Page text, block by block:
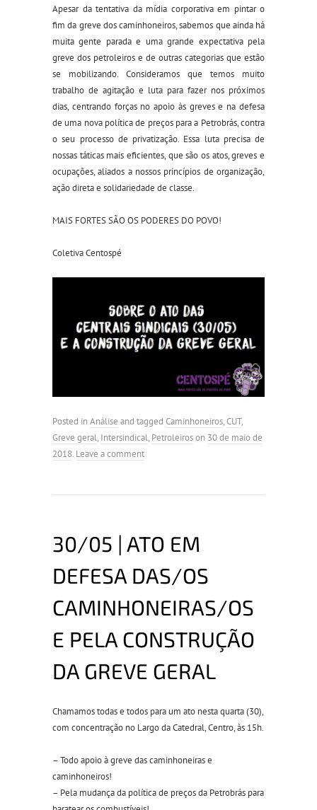
Apesar da tentativa da mídia corporativa em pintar o
fim da greve dos caminhoneiros, sabemos que ainda há
muita gente parada e uma grande expectativa pela
greve dos petroleiros e de outras categorias que estão
se mobilizando. Consideramos que temos muito
trabalho de agitação e luta para fazer nos próximos
dias, centrando forças no apoio às greves e na defesa
de uma nova política de preços para a Petrobrás, contra
o seu processo de privatização. Essa luta precisa de
nossas táticas mais eficientes, que são os atos, greves e
ocupações, aliados a nossos princípios de organização,
ação direta e solidariedade de classe.
MAIS FORTES SÃO OS PODERES DO POVO!
Coletiva Centospé
Posted inAnálise and tagged Caminhoneiros,CUT,
Greve geral, Intersindical, Petroleiroson 30 de maio de
2018. Leave a comment
30/05 | ATO EM
DEFESA DAS/OS
CAMINHONEIRAS/OS
E PELA CONSTRUÇÃO
DA GREVE GERAL
Chamamos todas e todos para um ato nesta quarta (30),
com concentração no Largo da Catedral, Centro, às 15h.
– Todo apoio à greve das caminhoneiras e
caminhoneiros!
– Pela mudança da política de preços da Petrobrás para